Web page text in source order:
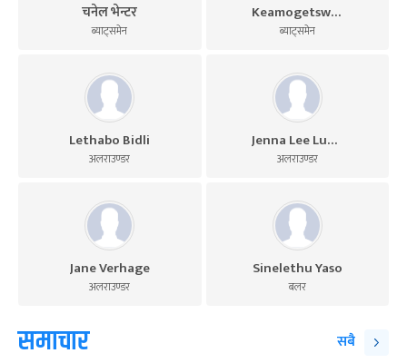
चनेल भेन्टर
ब्याट्समेन
Keamogetswe Chuene
ब्याट्समेन
Lethabo Bidli
अलराउण्डर
Jenna Lee Lubbe
अलराउण्डर
Jane Verhage
अलराउण्डर
Sinelethu Yaso
बलर
समाचार सबै